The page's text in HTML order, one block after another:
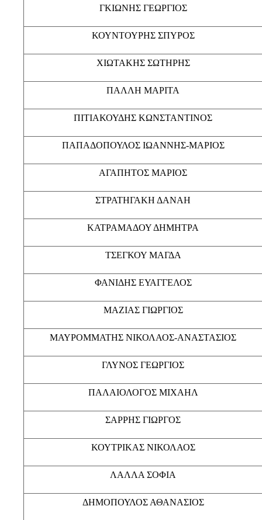
ΓΚΙΩΝΗΣ ΓΕΩΡΓΙΟΣ
ΚΟΥΝΤΟΥΡΗΣ ΣΠΥΡΟΣ
ΧΙΩΤΑΚΗΣ ΣΩΤΗΡΗΣ
ΠΑΛΛΗ ΜΑΡΙΤΑ
ΠΙΤΙΑΚΟΥΔΗΣ ΚΩΝΣΤΑΝΤΙΝΟΣ
ΠΑΠΑΔΟΠΟΥΛΟΣ ΙΩΑΝΝΗΣ-ΜΑΡΙΟΣ
ΑΓΑΠΗΤΟΣ ΜΑΡΙΟΣ
ΣΤΡΑΤΗΓΑΚΗ ΔΑΝΑΗ
ΚΑΤΡΑΜΑΔΟΥ ΔΗΜΗΤΡΑ
ΤΣΕΓΚΟΥ ΜΑΓΔΑ
ΦΑΝΙΔΗΣ ΕΥΑΓΓΕΛΟΣ
ΜΑΖΙΑΣ ΓΙΩΡΓΙΟΣ
ΜΑΥΡΟΜΜΑΤΗΣ ΝΙΚΟΛΑΟΣ-ΑΝΑΣΤΑΣΙΟΣ
ΓΛΥΝΟΣ ΓΕΩΡΓΙΟΣ
ΠΑΛΑΙΟΛΟΓΟΣ ΜΙΧΑΗΛ
ΣΑΡΡΗΣ ΓΙΩΡΓΟΣ
ΚΟΥΤΡΙΚΑΣ ΝΙΚΟΛΑΟΣ
ΛΑΛΛΑ ΣΟΦΙΑ
ΔΗΜΟΠΟΥΛΟΣ ΑΘΑΝΑΣΙΟΣ